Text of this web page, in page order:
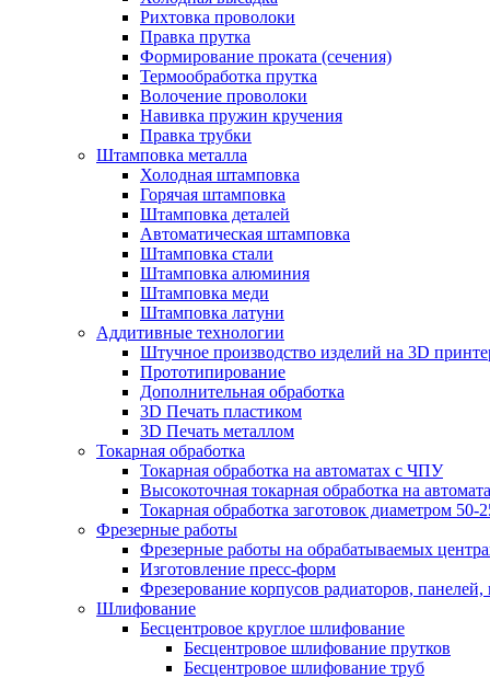
Рихтовка проволоки
Правка прутка
Формирование проката (сечения)
Термообработка прутка
Волочение проволоки
Навивка пружин кручения
Правка трубки
Штамповка металла
Холодная штамповка
Горячая штамповка
Штамповка деталей
Автоматическая штамповка
Штамповка стали
Штамповка алюминия
Штамповка меди
Штамповка латуни
Аддитивные технологии
Штучное производство изделий на 3D
Прототипирование
Дополнительная обработка
3D Печать пластиком
3D Печать металлом
Токарная обработка
Токарная обработка на автоматах с ЧПУ
Высокоточная токарная обработка на
Токарная обработка заготовок диаметром 50-
Фрезерные работы
Фрезерные работы на обрабатываемых
Изготовление пресс-форм
Фрезерование корпусов радиаторов, панелей,
Шлифование
Бесцентровое круглое шлифование
Бесцентровое шлифование прутков
Бесцентровое шлифование труб